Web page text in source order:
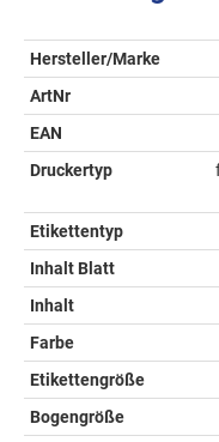
Hersteller/Marke
ArtNr
EAN
Druckertyp
Etikettentyp
Inhalt Blatt
Inhalt
Farbe
Etikettengröße
Bogengröße